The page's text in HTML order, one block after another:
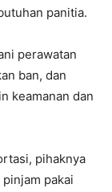
panitia.
perawatan
ban, dan
keamanan dan
pihaknya
pakai